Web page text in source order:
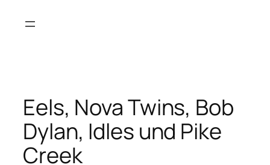
Inhalt
Eels, Nova Twins, Bob
Dylan, Idles und Pike
Creek